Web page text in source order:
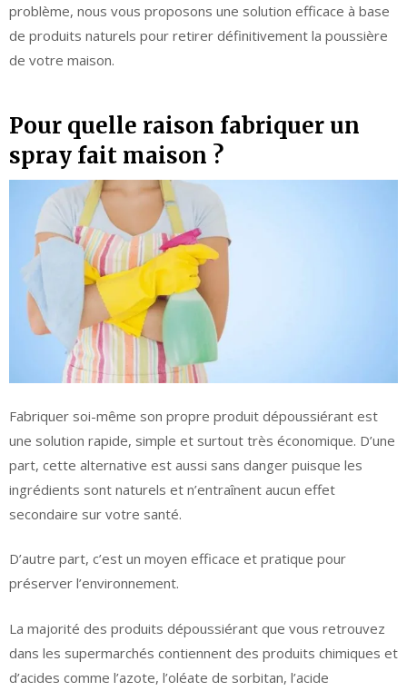
problème, nous vous proposons une solution efficace à base
de produits naturels pour retirer définitivement la poussière
de votre maison.
Pour quelle raison fabriquer un
spray fait maison ?
Fabriquer soi-même son propre produit dépoussiérant est
une solution rapide, simple et surtout très économique. D’une
part, cette alternative est aussi sans danger puisque les
ingrédients sont naturels et n’entraînent aucun effet
secondaire sur votre santé.
D’autre part, c’est un moyen efficace et pratique pour
préserver l’environnement.
La majorité des produits dépoussiérant que vous retrouvez
dans les supermarchés contiennent des produits chimiques et
d’acides comme l’azote, l’oléate de sorbitan, l’acide